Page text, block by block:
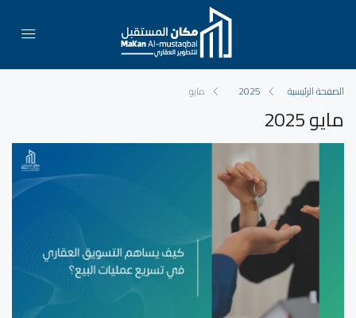
الصفحة الرئيسية 2025 مايو
مايو 2025